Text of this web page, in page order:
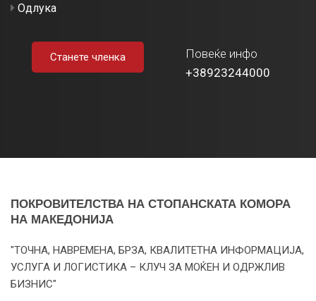
Одлука
Станете членка
Повеќе инфо
+38923244000
ПОКРОВИТЕЛСТВА НА СТОПАНСКАТА КОМОРА
НА МАКЕДОНИЈА
"ТОЧНА, НАВРЕМЕНА, БРЗА, КВАЛИТЕТНА ИНФОРМАЦИЈА,
УСЛУГА И ЛОГИСТИКА – КЛУЧ ЗА МОЌЕН И ОДРЖЛИВ
БИЗНИС"